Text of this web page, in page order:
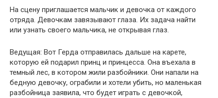
На сцену приглашается мальчик и девочка от каждого
отряда. Девочкам завязывают глаза. Их задача найти
или узнать своего мальчика, не открывая глаз.
Ведущая: Вот Герда отправилась дальше на карете,
которую ей подарил принц и принцесса. Она въехала в
темный лес, в котором жили разбойники. Они напали на
бедную девочку, ограбили и хотели убить, но маленькая
разбойница заявила, что будет играть с девочкой,